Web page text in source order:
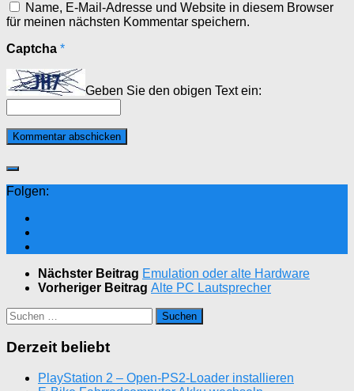
Name, E-Mail-Adresse und Website in diesem Browser
für meinen nächsten Kommentar speichern.
Captcha *
Geben Sie den obigen Text ein:
Folgen:
Nächster Beitrag Emulation oder alte Hardware
Vorheriger Beitrag Alte PC Lautsprecher
Suchen
nach:
Derzeit beliebt
PlayStation 2 – Open-PS2-Loader installieren